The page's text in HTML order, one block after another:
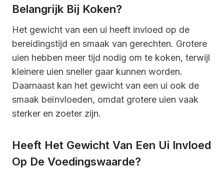
Belangrijk Bij Koken?
Het gewicht van een ui heeft invloed op de
bereidingstijd en smaak van gerechten. Grotere
uien hebben meer tijd nodig om te koken, terwijl
kleinere uien sneller gaar kunnen worden.
Daarnaast kan het gewicht van een ui ook de
smaak beïnvloeden, omdat grotere uien vaak
sterker en zoeter zijn.
Heeft Het Gewicht Van Een Ui Invloed
Op De Voedingswaarde?